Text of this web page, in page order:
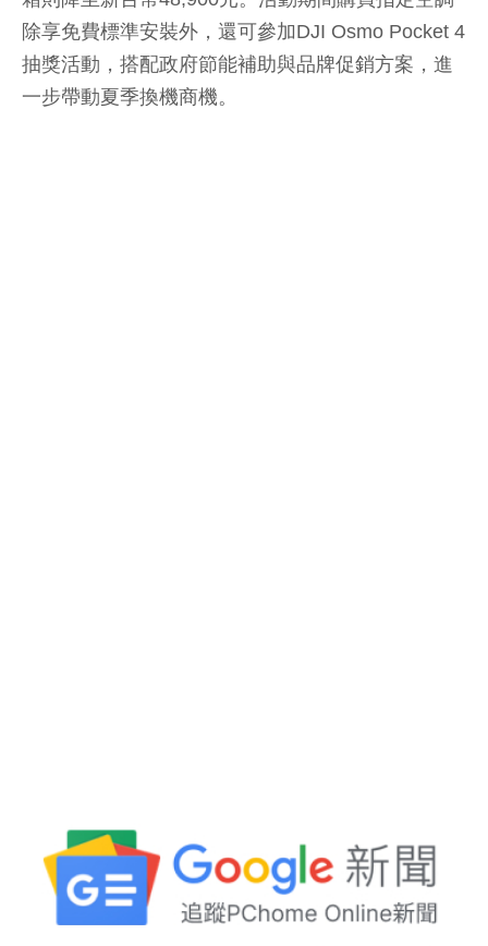
除享免費標準安裝外，還可參加DJI Osmo Pocket 4
抽獎活動，搭配政府節能補助與品牌促銷方案，進
一步帶動夏季換機商機。